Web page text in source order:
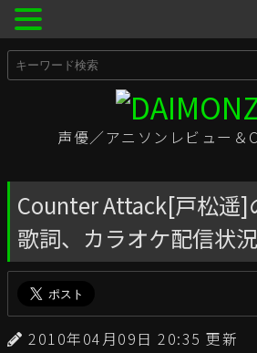
声優／アニソンレビュー＆
Counter Attack[戸松遥]
歌詞、カラオケ配信状況
2010年04月09日 20:35 更